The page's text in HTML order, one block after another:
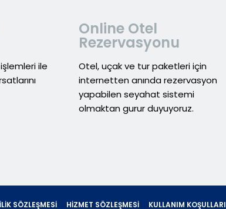
ile
Online Otel
Rezervasyonu
Otel, uçak ve tur paketleri için
internetten anında rezervasyon
yapabilen seyahat sistemi
olmaktan gurur duyuyoruz.
SÖZLEŞMESI HIZMET SÖZLEŞMESI KULLANIM KOŞULLARI